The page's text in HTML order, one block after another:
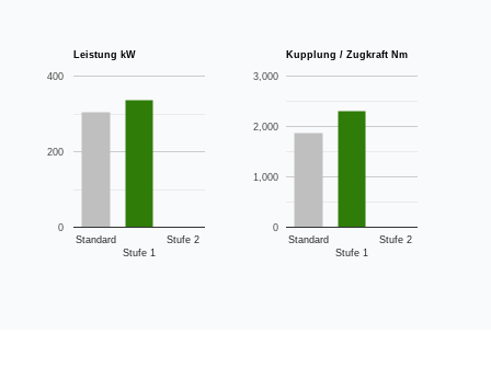
Leistung kW
Standard
Stufe 1
Stufe 2
0
200
400
Kupplung / Zugkraft Nm
Standard
Stufe 1
Stufe 2
0
1,000
2,000
3,000